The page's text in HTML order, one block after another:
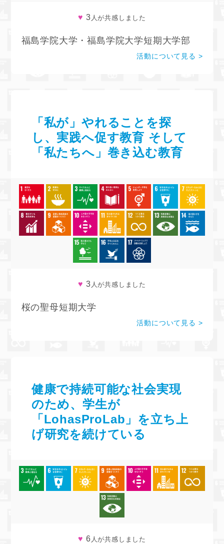
♥ 3 人が共感しました
福島学院大学・福島学院大学短期大学部
活動について見る
「私が」やれることを探
し、実践へ促す教育 そして
「私たちへ」巻き込む教育
♥ 3 人が共感しました
桜の聖母短期大学
活動について見る
健康で持続可能な社会実現
のため、学生が
「LohasProLab」を立ち上
げ研究を続けている
♥ 6 人が共感しました